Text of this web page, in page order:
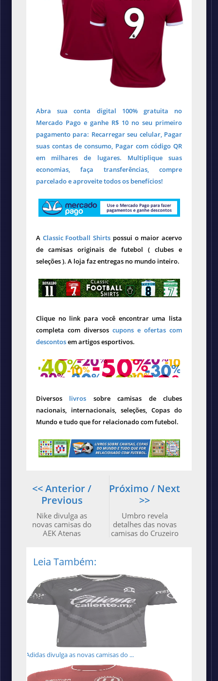
Abra sua conta digital 100% gratuita no
Mercado Pago e ganhe R$ 10 no seu primeiro
pagamento para: Recarregar seu celular, Pagar
suas contas de consumo, Pagar com código QR
em milhares de lugares. Multiplique suas
economias, faça transferências, compre
parcelado e aproveite todos os benefícios!
A Classic Football Shirts possui o maior acervo
de camisas originais de futebol ( clubes e
seleções ). A loja faz entregas no mundo inteiro.
Clique no link para você encontrar uma lista
completa com diversos cupons e ofertas com
descontosem artigos esportivos.
Diversos livros sobre camisas de clubes
nacionais, internacionais, seleções, Copas do
Mundo e tudo que for relacionado com futebol.
Próximo / Next
>>
Umbro revela
detalhes das novas
camisas do Cruzeiro
<< Anterior /
Previous
Nike divulga as
novas camisas do
AEK Atenas
Leia Também:
Adidas divulga as novas camisas do ...